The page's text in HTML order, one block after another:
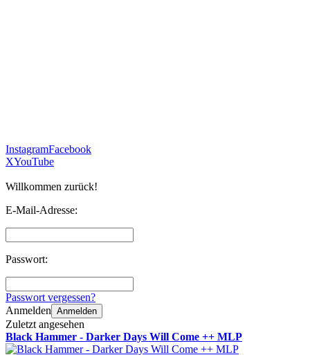
InstagramFacebook
XYouTube
Willkommen zurück!
E-Mail-Adresse:
Passwort:
Passwort vergessen?
Anmelden Anmelden
Zuletzt angesehen
Black Hammer - Darker Days Will Come ++ MLP